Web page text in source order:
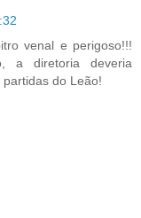
venal e perigoso!!!
a diretoria deveria
do Leão!